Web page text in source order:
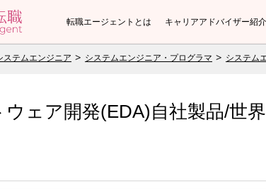
転職エージェントとは キャリアアドバイザー紹介
ステムエンジニア システムエンジニア・プログラマ システム
ェア開発(EDA)自社製品/世